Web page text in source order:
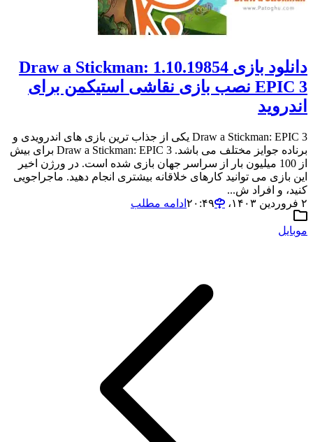
دانلود بازی 1.10.19854 Draw a Stickman:
EPIC 3 نصب بازی نقاشی استیکمن برای
اندروید
Draw a Stickman: EPIC 3 یکی از جذاب ترین بازی های اندرویدی و
برناده جوایز مختلف می باشد. Draw a Stickman: EPIC 3 برای بیش
از 100 میلیون بار از سراسر جهان بازی شده است. در ورژن اخیر
این بازی می توانید کارهای خلاقانه بیشتری انجام دهید. ماجراجویی
کنید، و افراد ش...
۲ فروردین ۱۴۰۳،‏ ۲۰:۴۹
ادامه مطلب
موبایل